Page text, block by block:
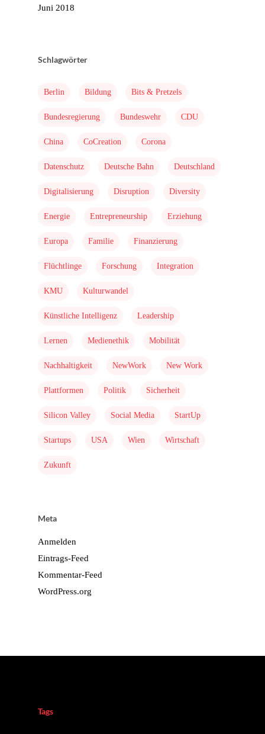
Juni 2018
Schlagwörter
Berlin Bildung Bits & Pretzels
Bundesregierung Bundeswehr CDU
China CoCreation Corona
Datenschutz Deutsche Bahn Deutschland
Digitalisierung Disruption Diversity
Energie Entrepreneurship Erziehung
Europa Familie Finanzierung
Flüchtlinge Forschung Integration
KMU Kulturwandel
Künstliche Intelligenz Leadership
Lernen Medienethik Mobilität
Nachhaltigkeit NewWork New Work
Plattformen Politik Sicherheit
Silicon Valley Social Media StartUp
Startups USA Wien Wirtschaft
Zukunft
Meta
Anmelden
Eintrags-Feed
Kommentar-Feed
WordPress.org
Tags
Mission & Initiator
Folgen
Changeriders
Formate
Nominieren
Team
Buch